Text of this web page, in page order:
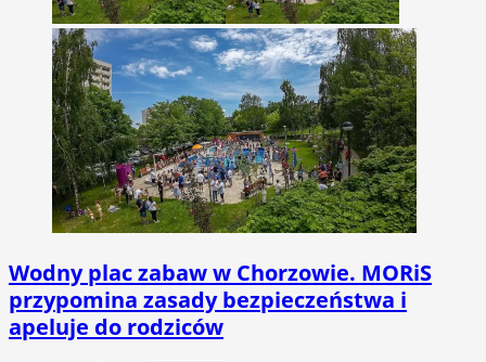
Wodny plac zabaw w Chorzowie. MORiS
przypomina zasady bezpieczeństwa i
apeluje do rodziców